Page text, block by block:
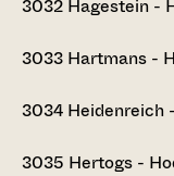
3032 Hagestein -
3033 Hartmans -
3034 Heidenreich
3035 Hertogs -